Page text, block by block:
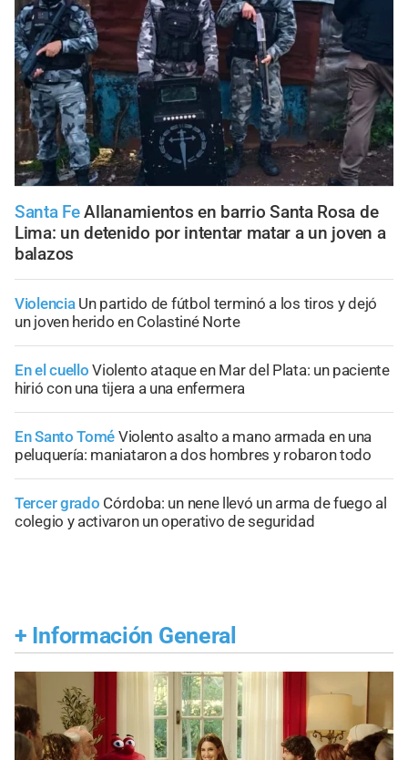
Santa Fe Allanamientos en barrio Santa Rosa de
Lima: un detenido por intentar matar a un joven a
balazos
Violencia Un partido de fútbol terminó a los tiros y dejó
un joven herido en Colastiné Norte
En el cuello Violento ataque en Mar del Plata: un paciente
hirió con una tijera a una enfermera
En Santo Tomé Violento asalto a mano armada en una
peluquería: maniataron a dos hombres y robaron todo
Tercer grado Córdoba: un nene llevó un arma de fuego al
colegio y activaron un operativo de seguridad
+ Información General